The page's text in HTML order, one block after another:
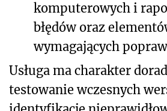
komputerowych i
błędów oraz
wymagających
Usługa ma charakter
testowanie wczesnych